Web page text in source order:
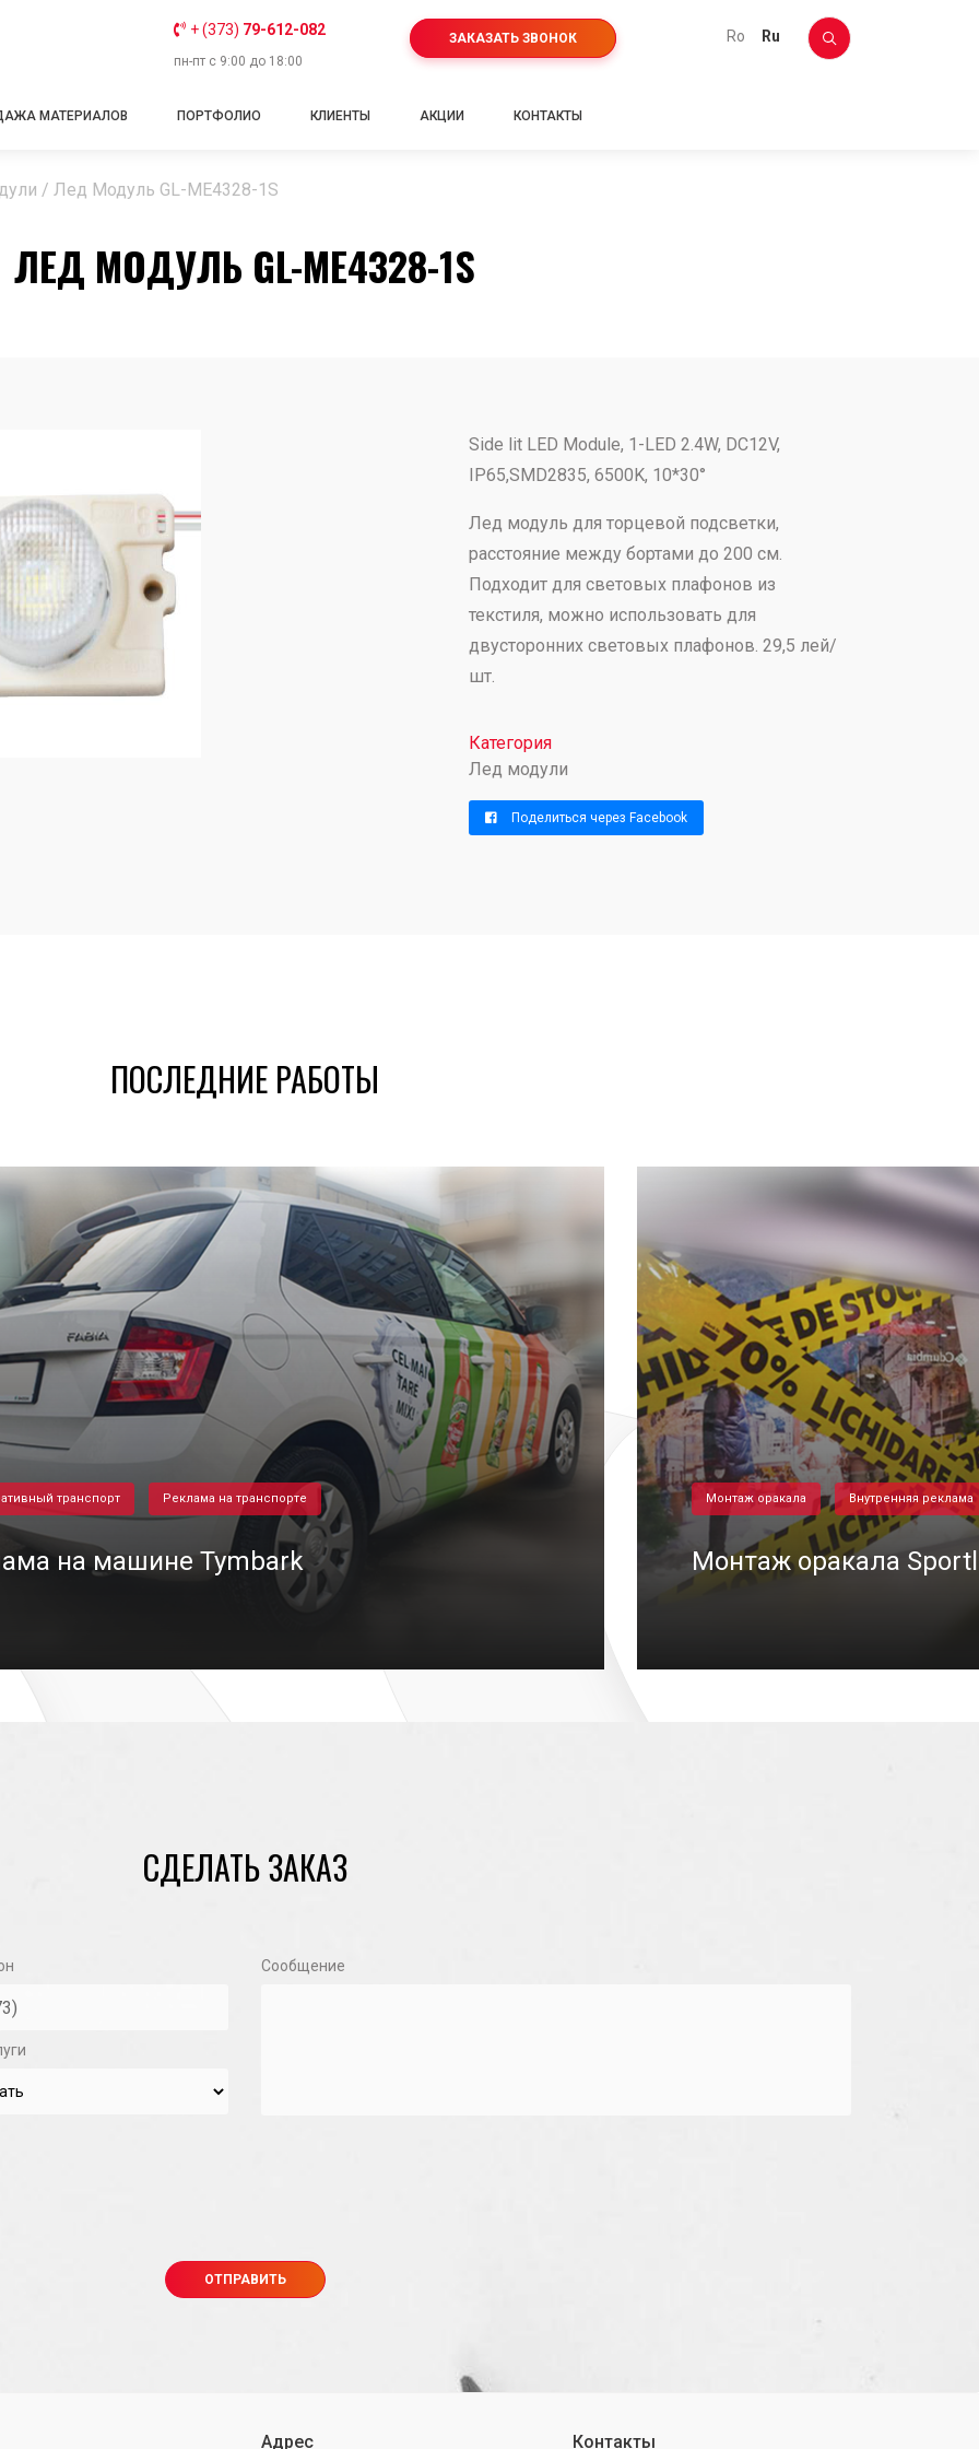
+ (373) 79-612-082
пн-пт с 9:00 до 18:00
ЗАКАЗАТЬ ЗВОНОК ro ru
МАТЕРИАЛОВ ПОРТФОЛИО КЛИЕНТЫ АКЦИИ КОНТАКТЫ
/ Лед Модуль GL-ME4328-1S
ЛЕД МОДУЛЬ GL-ME4328-1S
Side lit LED Module, 1-LED 2.4W, DC12V,
IP65,SMD2835, 6500K, 10*30°
Лед модуль для торцевой подсветки,
расстояние между бортами до 200 см.
Подходит для световых плафонов из
текстиля, можно использовать для
двусторонних световых плафонов. 29,5 лей/
шт.
Категория
Лед модули
Поделиться через Facebook
ПОСЛЕДНИЕ РАБОТЫ
транспорт Реклама на транспорте
на машине Tymbark
Монтаж оракала Внутренняя реклама
Монтаж оракала
15/11/2020
СДЕЛАТЬ ЗАКАЗ
Сообщение
Адрес Контакты